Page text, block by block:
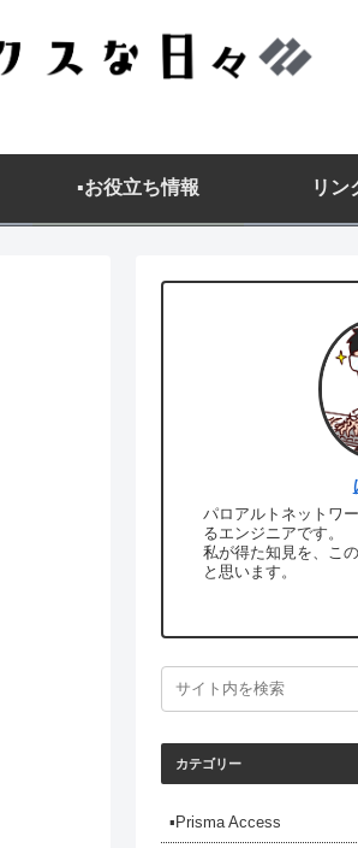
▪️お役立ち情報 リン
パロアルトネットワ
るエンジニアです。
私が得た知見を、こ
と思います。
カテゴリー
▪️Prisma Access